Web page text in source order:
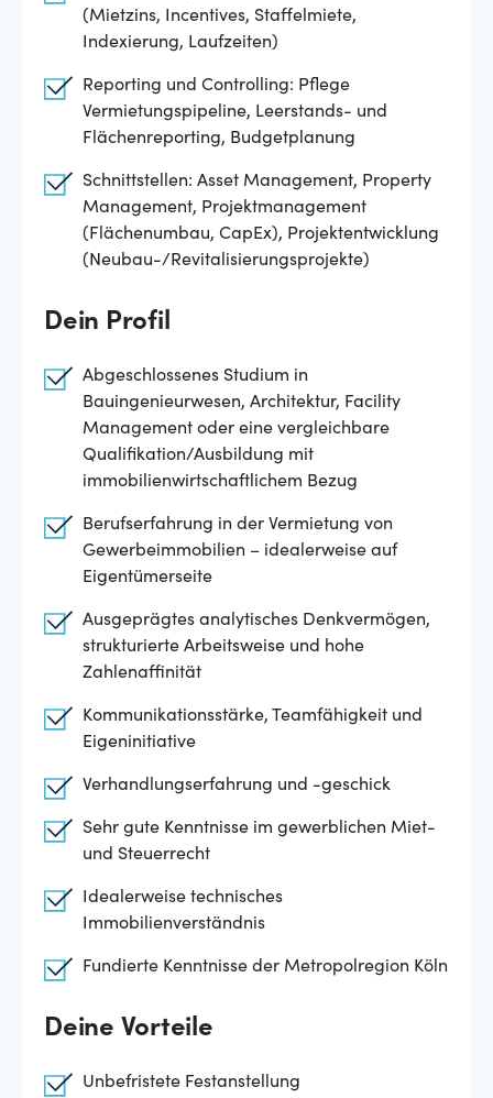
(Mietzins, Incentives, Staffelmiete,
Indexierung, Laufzeiten)
Reporting und Controlling: Pflege
Vermietungspipeline, Leerstands- und
Flächenreporting, Budgetplanung
Schnittstellen: Asset Management, Property
Management, Projektmanagement
(Flächenumbau, CapEx), Projektentwicklung
(Neubau-/Revitalisierungsprojekte)
Dein Profil
Abgeschlossenes Studium in
Bauingenieurwesen, Architektur, Facility
Management oder eine vergleichbare
Qualifikation/Ausbildung mit
immobilienwirtschaftlichem Bezug
Berufserfahrung in der Vermietung von
Gewerbeimmobilien – idealerweise auf
Eigentümerseite
Ausgeprägtes analytisches Denkvermögen,
strukturierte Arbeitsweise und hohe
Zahlenaffinität
Kommunikationsstärke, Teamfähigkeit und
Eigeninitiative
Verhandlungserfahrung und -geschick
Sehr gute Kenntnisse im gewerblichen Miet-
und Steuerrecht
Idealerweise technisches
Immobilienverständnis
Fundierte Kenntnisse der Metropolregion Köln
Deine Vorteile
Unbefristete Festanstellung